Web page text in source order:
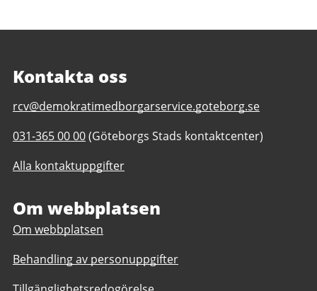
Kontakta oss
E-
till
Romano
Center
Väst
rcv@demokratimedborgarservice.goteborg.se
Telefonnummer
Romano
i
031-365 00 00(Göteborgs Stads kontaktcenter)
Alla kontaktuppgifter
Om webbplatsen
Om webbplatsen
Behandling av personuppgifter